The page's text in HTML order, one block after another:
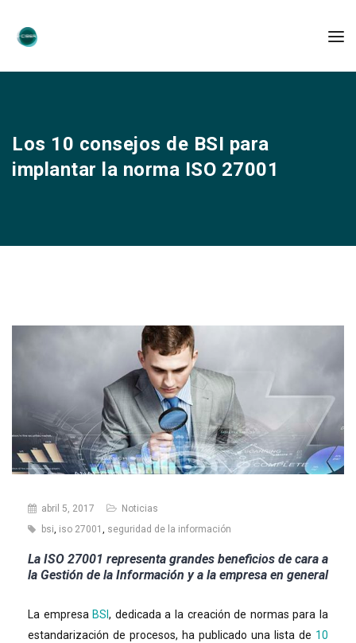
Los 10 consejos de BSI para
implantar la norma ISO 27001
abril 5, 2017
Noticias
bsi, iso 27001 , seguridad de la información
La ISO 27001 representa grandes beneficios de cara a
la Gestión de la Información y a la empresa en general
La empresa BSI, dedicada a la creación de normas para la
estandarización de procesos, ha publicado una lista de 10